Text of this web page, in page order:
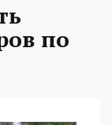
по